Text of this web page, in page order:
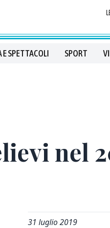
E SPETTACOLI SPORT
nel
31 luglio 2019